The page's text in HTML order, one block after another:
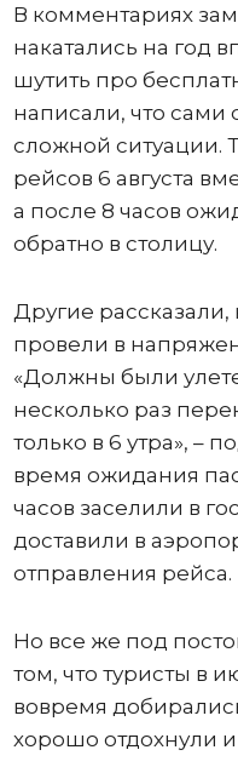
В комментариях
накатались на год
шутить про
написали, что сами
сложной ситуации.
рейсов 6 августа
а после 8 часов
обратно в столицу.
Другие рассказали,
провели в
«Должны были
несколько раз
только в 6 утра», –
время ожидания
часов заселили в
доставили в
отправления рейса.
Но все же под
том, что туристы в
вовремя
хорошо отдохнули